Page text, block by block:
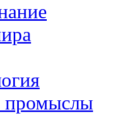
промыслы